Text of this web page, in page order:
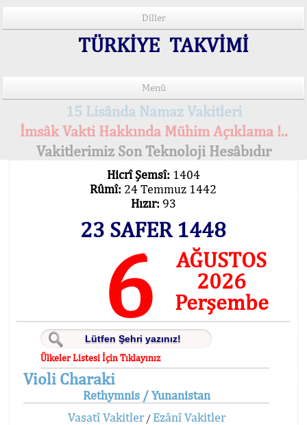
Diller
TÜRKİYE TAKVİMİ
Menü
15 Lisânda Namaz Vakitleri
İmsâk Vakti Hakkında Mühim Açıklama !..
Vakitlerimiz Son Teknoloji Hesâbıdır
Hicrî Şemsî: 1404
Rûmî: 24 Temmuz 1442
Hızır: 93
23 SAFER 1448
6
AĞUSTOS
2026
Perşembe
Ülkeler Listesi İçin Tıklayınız
Violi Charaki
Rethymnis / Yunanistan
Vasatî Vakitler/ Ezânî Vakitler